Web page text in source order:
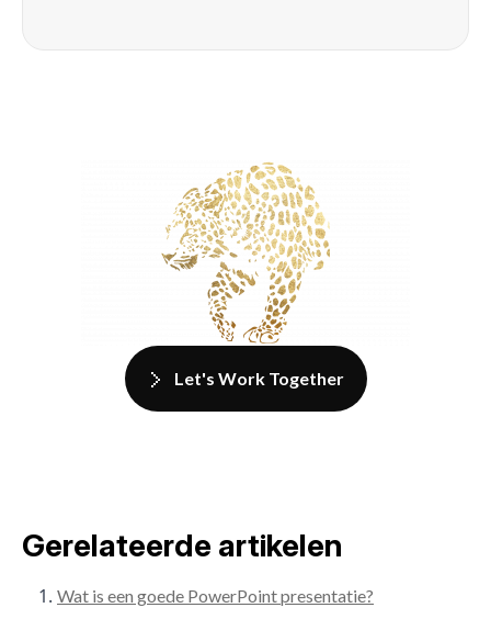
Let's Work Together
Gerelateerde artikelen
Wat is een goede PowerPoint presentatie?